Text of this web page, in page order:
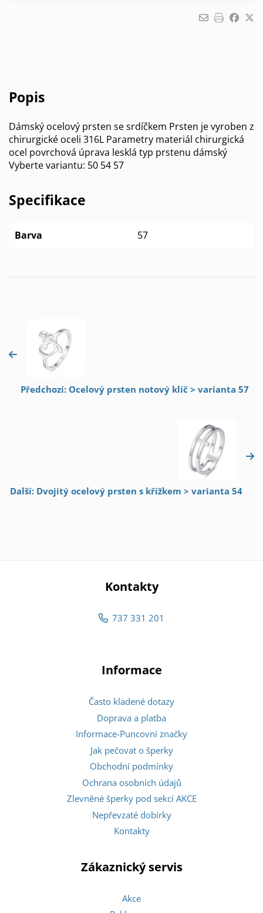
Popis
Dámský ocelový prsten se srdíčkem Prsten je vyroben z
chirurgické oceli 316L Parametry materiál chirurgická
ocel povrchová úprava lesklá typ prstenu dámský
Vyberte variantu: 50 54 57
Specifikace
Barva 57
Předchozí: Ocelový prsten notový klíč > varianta 57
Další: Dvojitý ocelový prsten s křížkem > varianta 54
Kontakty
737 331 201
Informace
Často kladené dotazy
Doprava a platba
Informace-Puncovní značky
Jak pečovat o šperky
Obchodní podmínky
Ochrana osobních údajů
Zlevněné šperky pod sekcí AKCE
Nepřevzaté dobírky
Kontakty
Zákaznický servis
Akce